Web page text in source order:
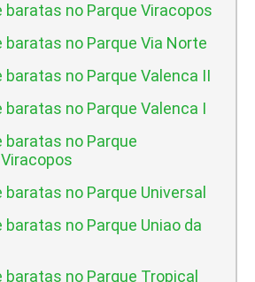
baratas no Parque Viracopos
baratas no Parque Via Norte
baratas no Parque Valenca II
baratas no Parque Valenca I
baratas no Parque
no Parque Universal
baratas no Parque Uniao da
baratas no Parque Tropical